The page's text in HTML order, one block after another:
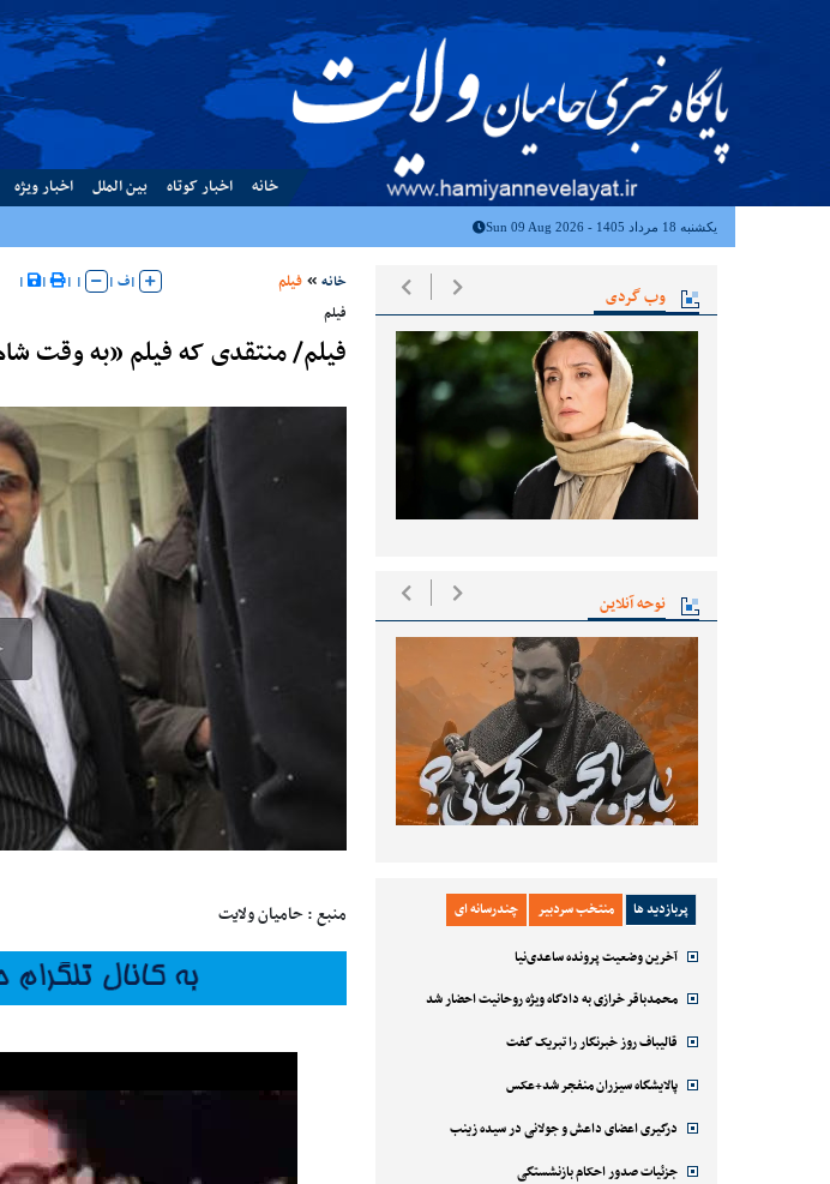
خانه اخبار کوتاه بین الملل اخبار ویژه
یکشنبه 18 مرداد 1405 - Sun 09 Aug 2026
وب گردی
نوحه آنلاین
پربازدید ها منتخب سردبیر چندرسانه ای
آخرین وضعیت پرونده ساعدی‌نیا
محمدباقر خرازی به دادگاه ویژه روحانیت احضار شد
قالیباف روز خبرنگار را تبریک گفت
پالایشگاه سیزران منفجر شد+عکس
درگیری اعضای داعش و جولانی در سیده زینب
جزئیات صدور احکام بازنشستگی
خانه فیلم |ف |
|
|
|
|
فیلم
فیلم/ منتقدی که فیلم «به وقت
منبع : حامیان ولایت